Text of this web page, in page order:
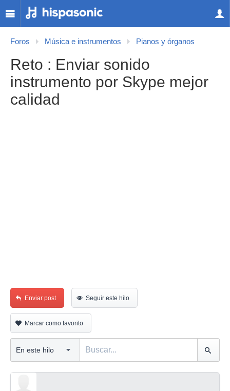
Foros Música e instrumentos Pianos y órganos
Reto : Enviar sonido
instrumento por Skype mejor
calidad
Enviar post Seguir este hilo
Marcar como favorito